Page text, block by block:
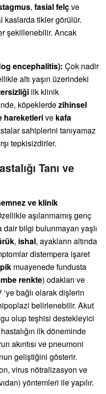
, fasial felçve
kaslarda tikler görülür.
şekillenebilir. Ancak
encephalitis): Çok nadir
altı yaşın üzerindeki
ilk klinik
köpeklerdezihinsel
hareketlerive kafa
sahiplerini tanıyamaz
tepkisizdirler.
Tanı ve
ve klinik
aşılanmamış genç
dair bilgi bulunmayan yaşlı
, ishal, ayakların altında
distempera işaret
muayenede fundusta
renkte) odakları ve
bağlı olarak dişlerin
belirlenebilir. Akut
olup teşhisi destekleyici
ilk döneminde
akıntısı ve pneumoni
geliştiğini gösterir.
virus nötralizasyon ve
yöntemleri ile yapılır.